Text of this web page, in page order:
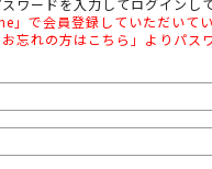
ワードを入力してログインし
」で会員登録していただいて
忘れの方はこちら」よりパス